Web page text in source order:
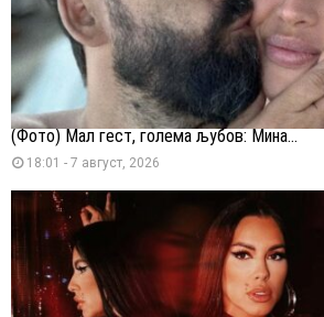
(Фото) Мал гест, голема љубов: Мина...
18:01 - 7 август, 2026